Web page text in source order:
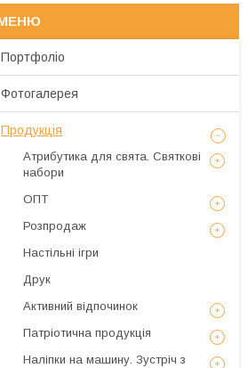
Портфоліо
Фотогалерея
Продукція
Атрибутика для свята. Святкові
набори
ОПТ
Розпродаж
Настільні ігри
Друк
Активний відпочинок
Патріотична продукція
Наліпки на машину. Зустріч з